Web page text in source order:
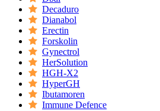
Decaduro
Dianabol
Erectin
Forskolin
Gynectrol
HerSolution
HGH-X2
HyperGH
Ibutamoren
Immune Defence